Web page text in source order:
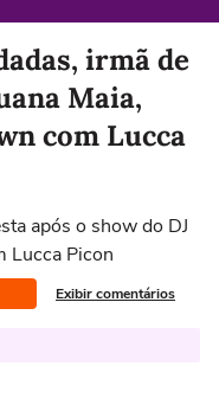
irmã de
Maia,
com Lucca
após o show do DJ
Lucca Picon
Exibir comentários